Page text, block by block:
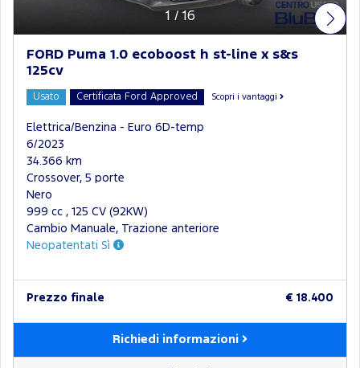
1 / 16
FORD Puma 1.0 ecoboost h st-line x s&s
125cv
Usato Certificata Ford Approved Scopri i vantaggi
Elettrica/Benzina - Euro 6D-temp
6/2023
34.366 km
Crossover, 5 porte
Nero
999 cc , 125 CV (92KW)
Cambio Manuale, Trazione anteriore
Neopatentati Sì
Prezzo finale € 18.400
Richiedi informazioni